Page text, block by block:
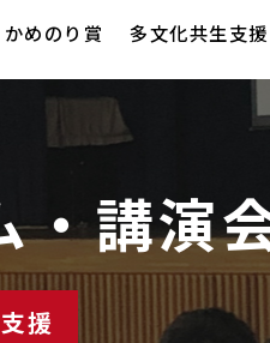
覧
事業計画
事業報告
力現場体験学習
り未来をつくる
シップ
クト
かめのり賞 多文化共生支援
・講演
援